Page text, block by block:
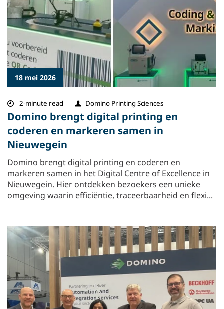
18 mei 2026
2-minute read Domino Printing Sciences
Domino brengt digital printing en
coderen en markeren samen in
Nieuwegein
Domino brengt digital printing en coderen en
markeren samen in het Digital Centre of Excellence in
Nieuwegein. Hier ontdekken bezoekers een unieke
omgeving waarin efficiëntie, traceerbaarheid en flexi...